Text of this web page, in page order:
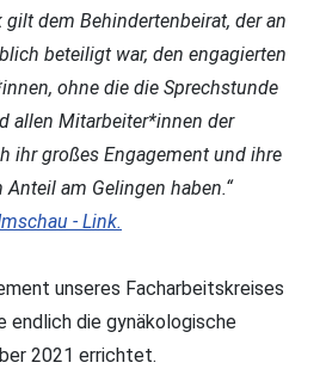
dem Behindertenbeirat, der an
beteiligt war, den engagierten
ohne die die Sprechstunde
allen Mitarbeiter*innen der
ihr großes Engagement und ihre
am Gelingen haben.“
- Link.
unseres Facharbeitskreises
endlich die gynäkologische
2021 errichtet.